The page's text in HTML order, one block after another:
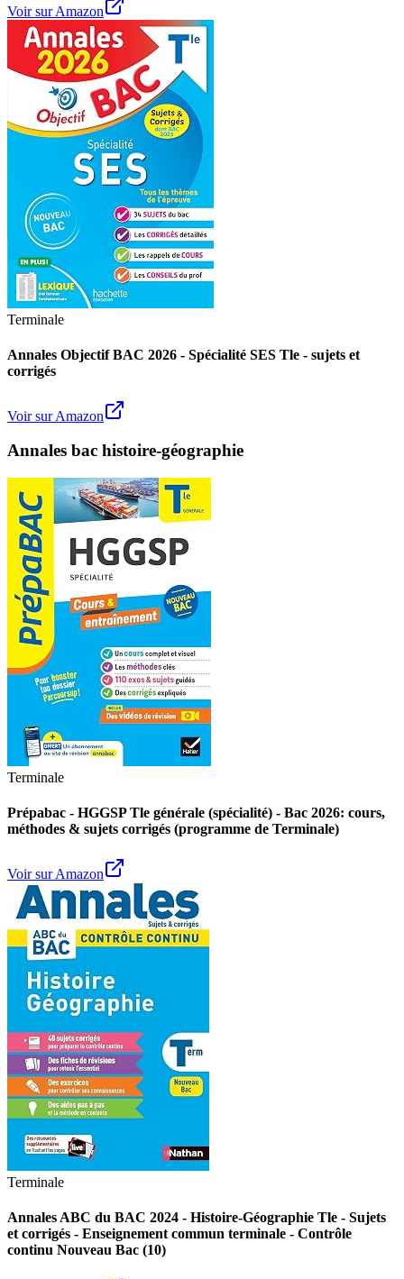
Voir sur Amazon
Terminale
Annales Objectif BAC 2026 - Spécialité SES Tle - sujets et
corrigés
Voir sur Amazon
Annales bac histoire-géographie
Terminale
Prépabac - HGGSP Tle générale (spécialité) - Bac 2026: cours,
méthodes & sujets corrigés (programme de Terminale)
Voir sur Amazon
Terminale
Annales ABC du BAC 2024 - Histoire-Géographie Tle - Sujets
et corrigés - Enseignement commun terminale - Contrôle
continu Nouveau Bac (10)